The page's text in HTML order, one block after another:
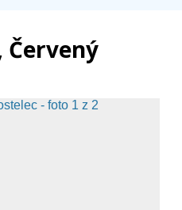
Červený